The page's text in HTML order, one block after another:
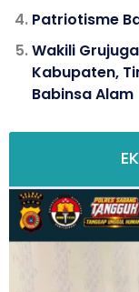
Patriotisme
Wakili
Kabupaten,
Babinsa Alam